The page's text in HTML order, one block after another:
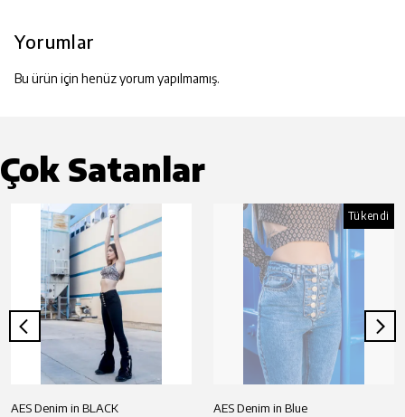
Yorumlar
Bu ürün için henüz yorum yapılmamış.
Çok Satanlar
AES Denim in BLACK
Tükendi
AES Denim in Blue